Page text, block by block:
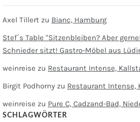
Axel Tillert zu Bianc, Hamburg
Stef´s Table "Sitzenbleiben? Aber
Schnieder sitzt! Gastro-Möbel aus
weinreise zu Restaurant Intense,
Birgit Podhorny zu Restaurant Intense,
weinreise zu Pure C, Cadzand-Bad,
SCHLAGWÖRTER